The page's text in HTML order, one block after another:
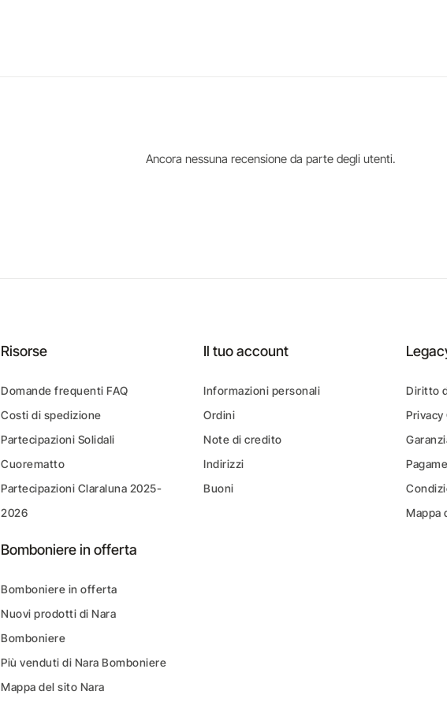
Ancora nessuna recensione da parte degli utenti.
Risorse
Domande frequenti FAQ
Costi di spedizione
Partecipazioni Solidali
Cuorematto
Partecipazioni Claraluna 2025-
2026
Bomboniere in offerta
Bomboniere in offerta
Nuovi prodotti di Nara
Bomboniere
Più venduti di Nara Bomboniere
Mappa del sito Nara
Il tuo account
Informazioni personali
Ordini
Note di credito
Indirizzi
Buoni
Diritto
Privacy
Mappa